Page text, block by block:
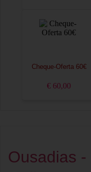
Cheque-Oferta 60€
€ 60,00
Ousadias -